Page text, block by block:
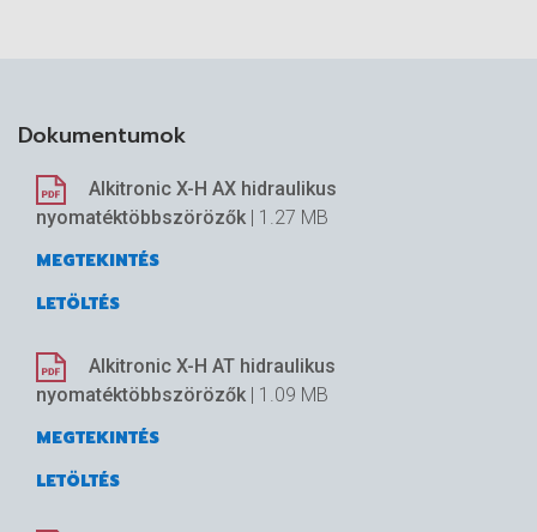
Dokumentumok
Alkitronic X-H AX hidraulikus
nyomatéktöbbszörözők | 1.27 MB
MEGTEKINTÉS
LETÖLTÉS
Alkitronic X-H AT hidraulikus
nyomatéktöbbszörözők | 1.09 MB
MEGTEKINTÉS
LETÖLTÉS